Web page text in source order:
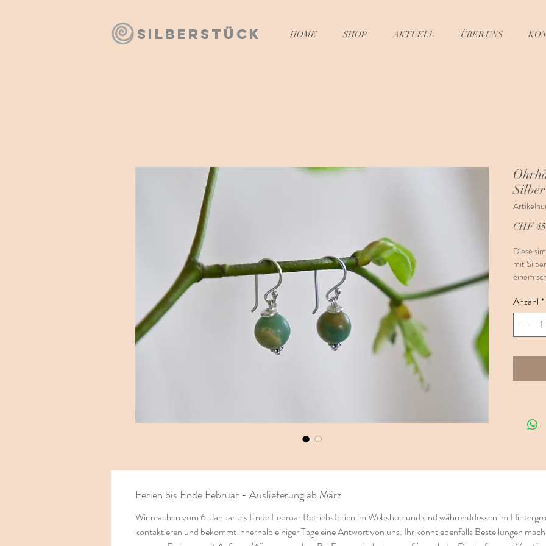
SILBERSTÜCK HOME SHOP AKTUELL ÜBER UNS
Silber
CHF
Diese
mit
einem
Die
den
unsere
erwartet
Anzahl *
Ferien bis Ende Februar - Auslieferung ab März
Wir machen vom 6. Januar bis Ende Februar Betriebsferien im Webshop und sind währenddessen im
kontaktieren und bekommt innerhalb einiger Tage eine Antwort von uns. Ihr könnt ebenfalls Bestellungen